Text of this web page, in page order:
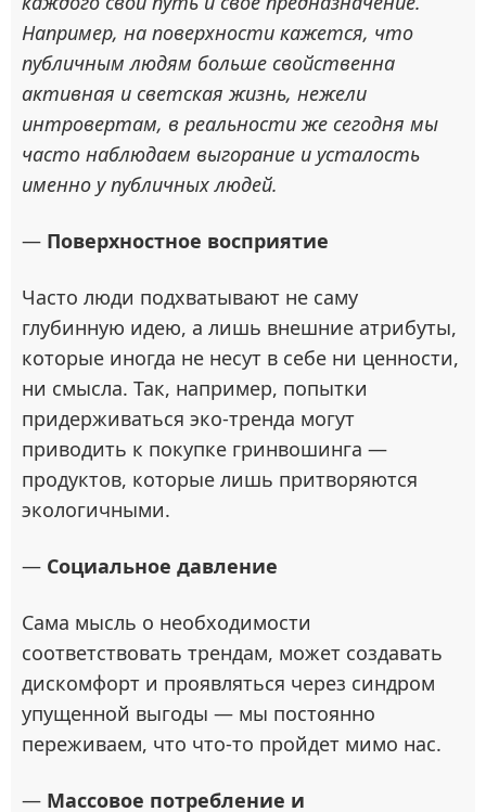
Например, на поверхности кажется, что
публичным людям больше свойственна
активная и светская жизнь, нежели
интровертам, в реальности же сегодня мы
часто наблюдаем выгорание и усталость
именно у публичных людей.
— Поверхностное восприятие
Часто люди подхватывают не саму
глубинную идею, а лишь внешние атрибуты,
которые иногда не несут в себе ни ценности,
ни смысла. Так, например, попытки
придерживаться эко-тренда могут
приводить к покупке гринвошинга —
продуктов, которые лишь притворяются
экологичными.
— Социальное давление
Сама мысль о необходимости
соответствовать трендам, может создавать
дискомфорт и проявляться через синдром
упущенной выгоды — мы постоянно
переживаем, что что-то пройдет мимо нас.
— Массовое потребление и